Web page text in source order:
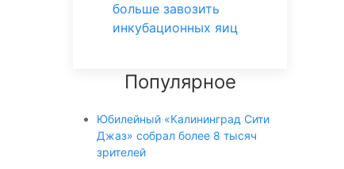
больше завозить
инкубационных яиц
Популярное
Юбилейный «Калининград Сити
Джаз» собрал более 8 тысяч
зрителей